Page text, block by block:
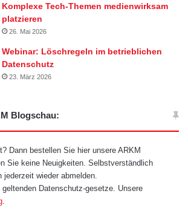
Komplexe Tech-Themen medienwirksam
platzieren
26. Mai 2026
Webinar: Löschregeln im betrieblichen
Datenschutz
23. März 2026
Blogschau:
Dann bestellen Sie hier unsere ARKM
Sie keine Neuigkeiten. Selbstverständlich
wieder abmelden.
Datenschutz-gesetze. Unsere